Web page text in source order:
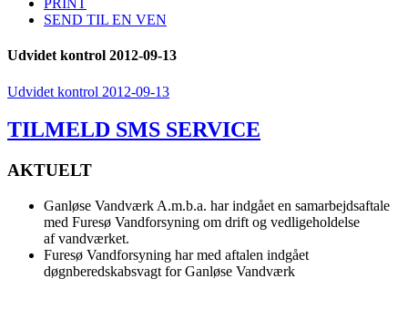
PRINT
SEND TIL EN VEN
Udvidet kontrol 2012-09-13
Udvidet kontrol 2012-09-13
TILMELD SMS SERVICE
AKTUELT
Ganløse Vandværk A.m.b.a. har indgået en samarbejdsaftale
med Furesø Vandforsyning om drift og vedligeholdelse
af vandværket.
Furesø Vandforsyning har med aftalen indgået
døgnberedskabsvagt for Ganløse Vandværk